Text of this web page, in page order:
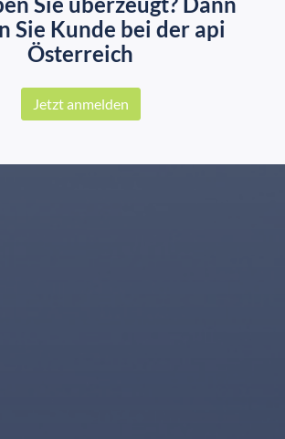
Sie Kunde bei der api
Österreich
Jetzt anmelden